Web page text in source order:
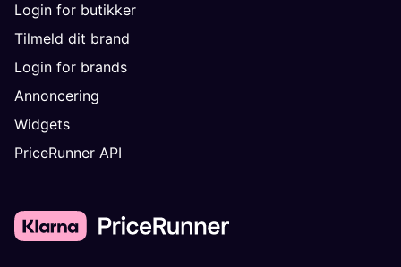
Login for butikker
Tilmeld dit brand
Login for brands
Annoncering
Widgets
PriceRunner API